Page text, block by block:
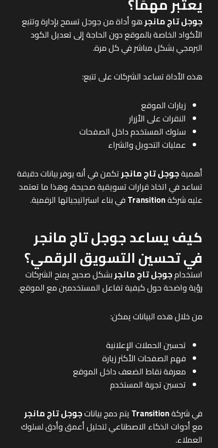
جوجل تاج مانجرهو أداة من جوجل تسمح بإدارة وتتبع
الأكواد الخاصة بالموقع دون الحاجة إلى تعديل الكود
البرمجي بشكل مباشر في كل مرة.
هذه الأداة تساعد الشركات على تتبع:
زيارات الموقع
النقرات على الأزرار
سلوك المستخدم داخل الصفحات
عمليات التحويل والشراء
أهميةجوجل تاج مانجرتكمن في أنه يوفر بيانات دقيقة
تساعد في اتخاذ قرارات تسويقية صحيحة، وهذا ما تعتمد
عليه شركةTransitionفي بناء استراتيجياتها الرقمية.
كيف يساعد جوجل تاج مانجر
في تحسين التسويق الرقمي؟
استخدامجوجل تاج مانجربشكل صحيح يمنح الشركات
رؤية واضحة حول كيفية تفاعل المستخدمين مع الموقع.
من خلال هذه البيانات يمكن:
تحسين الحملات الإعلانية
فهم الصفحات الأكثر زيارة
معرفة نقاط الضعف داخل الموقع
تحسين تجربة المستخدم
في شركةTransitionيتم دمج بياناتجوجل تاج مانجر
مع أدوات الذكاء الاصطناعي لتحليل أعمق وأدق لسلوك
العملاء.